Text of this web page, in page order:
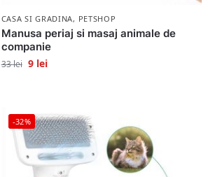
CASA SI GRADINA, PETSHOP
Manusa periaj si masaj animale de
companie
33lei 9 lei
-32%